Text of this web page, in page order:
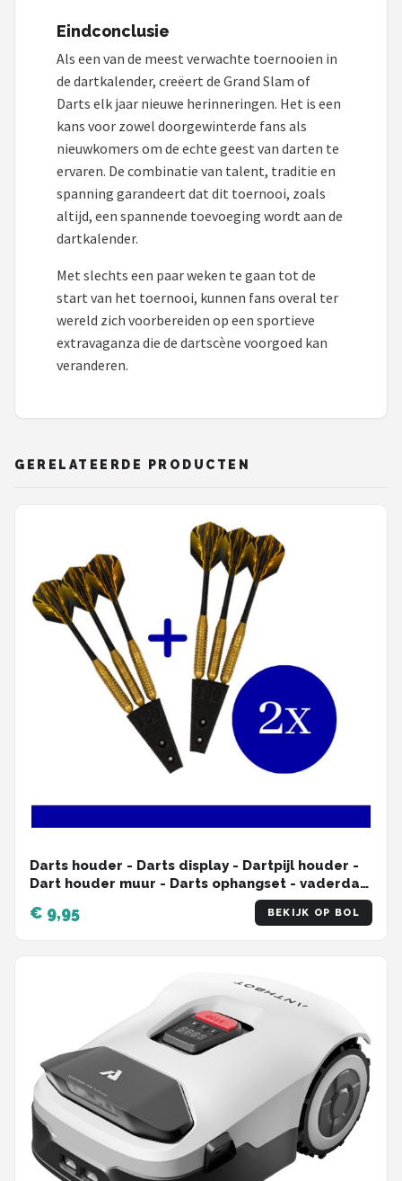
Eindconclusie
Als een van de meest verwachte toernooien in
de dartkalender, creëert de Grand Slam of
Darts elk jaar nieuwe herinneringen. Het is een
kans voor zowel doorgewinterde fans als
nieuwkomers om de echte geest van darten te
ervaren. De combinatie van talent, traditie en
spanning garandeert dat dit toernooi, zoals
altijd, een spannende toevoeging wordt aan de
dartkalender.
Met slechts een paar weken te gaan tot de
start van het toernooi, kunnen fans overal ter
wereld zich voorbereiden op een sportieve
extravaganza die de dartscène voorgoed kan
veranderen.
GERELATEERDE PRODUCTEN
Darts houder - Darts display - Dartpijl houder -
Dart houder muur - Darts ophangset - vaderdag
- Darthouder - Darts - Darts case
€ 9,95 BEKIJK OP BOL